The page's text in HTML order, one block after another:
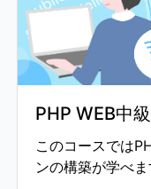
PHP WEB中級
このコースでは
ンの構築が学べま